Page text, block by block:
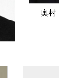
奥村